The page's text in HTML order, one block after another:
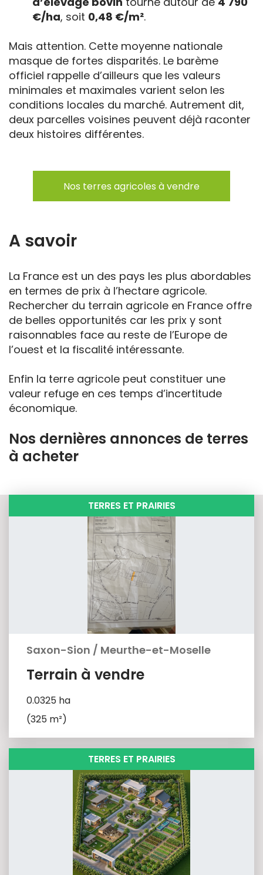
€/ha, soit 0,48 €/m².
Mais attention. Cette moyenne nationale
masque de fortes disparités. Le barème
officiel rappelle d’ailleurs que les valeurs
minimales et maximales varient selon les
conditions locales du marché. Autrement dit,
deux parcelles voisines peuvent déjà raconter
deux histoires différentes.
Nos terres agricoles à vendre
A savoir
La France est un des pays les plus abordables
en termes de prix à l’hectare agricole.
Rechercher du terrain agricole en France offre
de belles opportunités car les prix y sont
raisonnables face au reste de l’Europe de
l’ouest et la fiscalité intéressante.
Enfin la terre agricole peut constituer une
valeur refuge en ces temps d’incertitude
économique.
Nos dernières annonces de terres
à acheter
TERRES ET PRAIRIES
Saxon-Sion / Meurthe-et-Moselle
Terrain à vendre
0.0325 ha
(325 m²)
TERRES ET PRAIRIES